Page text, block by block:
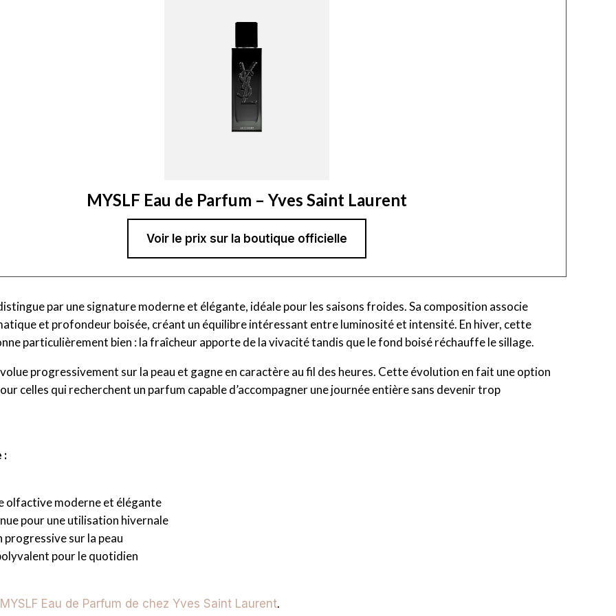
MYSLF Eau de Parfum – Yves Saint Laurent
Voir le prix sur la boutique officielle
par une signature moderne et élégante, idéale pour les saisons froides. Sa composition associe
et profondeur boisée, créant un équilibre intéressant entre luminosité et intensité. En hiver, cette
particulièrement bien : la fraîcheur apporte de la vivacité tandis que le fond boisé réchauffe le sillage.
progressivement sur la peau et gagne en caractère au fil des heures. Cette évolution en fait une option
celles qui recherchent un parfum capable d’accompagner une journée entière sans devenir trop
:
olfactive moderne et élégante
pour une utilisation hivernale
progressive sur la peau
pour le quotidien
MYSLF Eau de Parfum de chez Yves Saint Laurent.